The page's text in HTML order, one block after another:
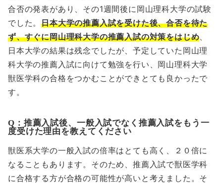
合否の発表があり、その1週間後に岡山理科大学の試験
でした。日本大学の推薦入試を受けた後、合否を待た
ず、すぐに岡山理科大学の推薦入試の対策をはじめ、
日本大学の結果は残念でしたが、予定していた岡山理
科大学の推薦入試に向けて勉強を行い、岡山理科大学
獣医学科の合格をつかむことができとても良かったで
す。
Q：推薦入試後、一般入試でなく推薦入試をもう一
度受けた理由を教えてください
獣医系大学の一般入試の倍率はとても高く、２０倍に
なることもあります。そのため、推薦入試で獣医学科
に合格する方が合格の可能性が高いと考えました。そ